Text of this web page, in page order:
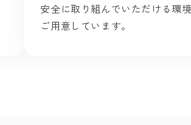
安全に取り組んでいただける環
ご用意しています。